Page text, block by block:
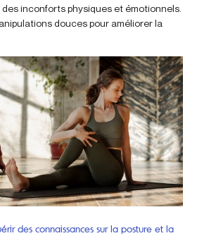
inconforts physiques et émotionnels.
douces pour améliorer la
des connaissances sur la posture et la